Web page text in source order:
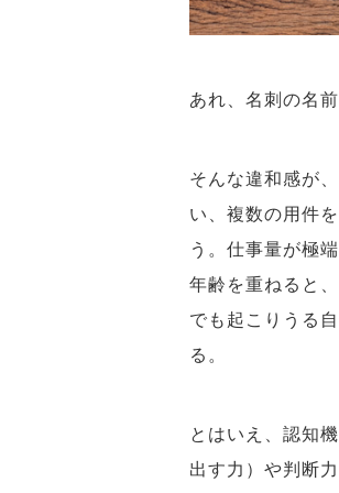
あれ、名刺の名
そんな違和感が
い、複数の用件
う。仕事量が極
年齢を重ねると
でも起こりうる
る。
とはいえ、認知
出す力）や判断